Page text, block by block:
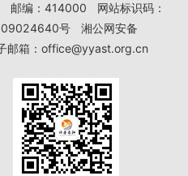
邮编：414000
网站标识码：
09024640号
湘公网安备
邮箱：office@yyast.org.cn